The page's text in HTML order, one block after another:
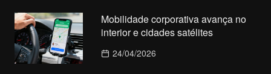
Mobilidade corporativa avança no
interior e cidades satélites
24/04/2026